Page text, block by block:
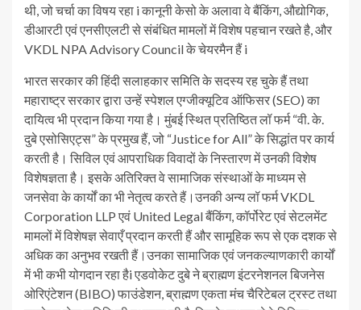
थी, जो चर्चा का विषय रहा i कानूनी केसो के अलावा वे बैंकिंग, औद्योगिक,
डीआरटी एवं एनसीएलटी से संबंधित मामलों में विशेष पहचान रखते है, और
VKDL NPA Advisory Council के चेयरमैन हैं i
भारत सरकार की हिंदी सलाहकार समिति के सदस्य रह चुके हैं तथा
महाराष्ट्र सरकार द्वारा उन्हें स्पेशल एग्जीक्यूटिव ऑफिसर (SEO) का
दायित्व भी प्रदान किया गया है। मुंबई स्थित प्रतिष्ठित लॉ फर्म “वी. के.
दुबे एसोसिएट्स” के प्रमुख हैं, जो “Justice for All” के सिद्धांत पर कार्य
करती है। सिविल एवं आपराधिक विवादों के निस्तारण में उनकी विशेष
विशेषज्ञता है। इसके अतिरिक्त वे सामाजिक संस्थाओं के माध्यम से
जनसेवा के कार्यों का भी नेतृत्व करते हैं।उनकी अन्य लॉ फर्म VKDL
Corporation LLP एवं United Legal बैंकिंग, कॉर्पोरेट एवं सेटलमेंट
मामलों में विशेषज्ञ सेवाएँ प्रदान करती हैं और सामूहिक रूप से एक दशक से
अधिक का अनुभव रखती हैं।उनका सामाजिक एवं जनकल्याणकारी कार्यों
में भी कभी योगदान रहा हैi एडवोकेट दुबे ने ब्राह्मण इंटरनेशनल बिजनेस
ओरिएंटेशन (BIBO) फाउंडेशन, ब्राह्मण एकता मंच चैरिटेबल ट्रस्ट तथा